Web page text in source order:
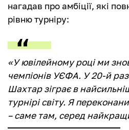
нагадав про амбіції, які
рівню турніру:
«У ювілейному році ми
чемпіонів УЄФА. У 20-й раз
Шахтар зіграє в
турнірі світу. Я
– саме там, серед